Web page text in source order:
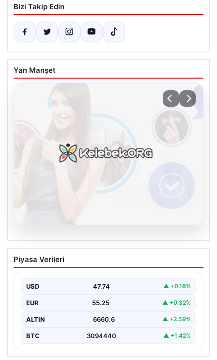
Bizi Takip Edin
Yan Manşet
Kelebek chat adresi İle Dijital İletişimin
Seviyeli Adresi Ve Muhabbet Deneyimi
oluşturması büyük bir hassasiyet taşımaktadır.
Günümüzde çeşitli…
Piyasa Verileri
USD 47.74 ▲ +0.18%
EUR 55.25 ▲ +0.32%
ALTIN 6660.6 ▲ +2.59%
BTC 3094440 ▲ +1.42%